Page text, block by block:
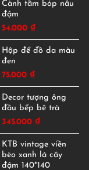
Cành tầm bóp nâu
đậm
54.000 ₫
Hộp để đồ da màu
đen
75.000 ₫
Decor tượng ông
đầu bếp bê trà
345.000 ₫
KTB vintage viền
bèo xanh lá cây
đậm 140*140